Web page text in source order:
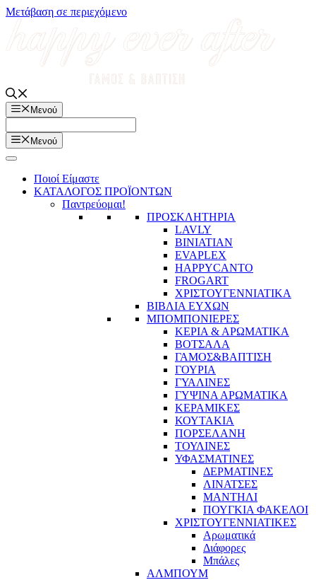
Μετάβαση σε περιεχόμενο
Μενού
Μενού
Ποιοί Είμαστε
ΚΑΤΑΛΟΓΟΣ ΠΡΟΪΟΝΤΩΝ
Παντρεύομαι!
ΠΡΟΣΚΛΗΤΗΡΙΑ
LAVLY
BINIATIAN
EVAPLEX
HAPPYCANTO
FROGART
ΧΡΙΣΤΟΥΓΕΝΝΙΑΤΙΚΑ
ΒΙΒΛΙΑ ΕΥΧΩΝ
ΜΠΟΜΠΟΝΙΕΡΕΣ
ΚΕΡΙΑ & ΑΡΩΜΑΤΙΚΑ
ΒΟΤΣΑΛΑ
ΓΑΜΟΣ&ΒΑΠΤΙΣΗ
ΓΟΥΡΙΑ
ΓΥΑΛΙΝΕΣ
ΓΥΨΙΝΑ ΑΡΩΜΑΤΙΚΑ
ΚΕΡΑΜΙΚΕΣ
ΚΟΥΤΑΚΙΑ
ΠΟΡΣΕΛΑΝΗ
ΤΟΥΛΙΝΕΣ
ΥΦΑΣΜΑΤΙΝΕΣ
ΔΕΡΜΑΤΙΝΕΣ
ΛΙΝΑΤΣΕΣ
ΜΑΝΤΗΛΙ
ΠΟΥΓΚΙΑ ΦΑΚΕΛΟΙ
ΧΡΙΣΤΟΥΓΕΝΝΙΑΤΙΚΕΣ
Αρωματικά
Διάφορες
Μπάλες
ΑΛΜΠΟΥΜ